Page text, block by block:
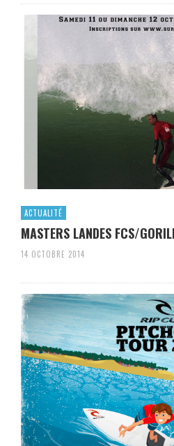
ACTUALITÉ
MASTERS LANDES FCS/
14 OCTOBRE 2014